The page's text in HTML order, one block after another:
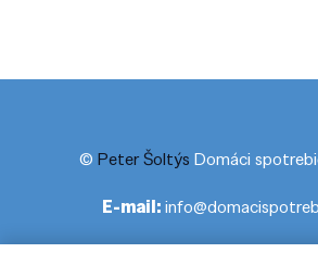
© Peter Šoltýs Domáci
E-mail: